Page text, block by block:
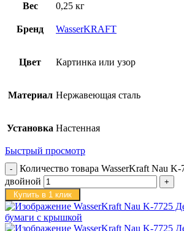
Вес
0,25 кг
Бренд WasserKRAFT
Цвет Картинка или узор
Материал Нержавеющая сталь
Установка Настенная
Быстрый просмотр
Количество товара WasserKraft Nau
двойной
Купить в 1 клик